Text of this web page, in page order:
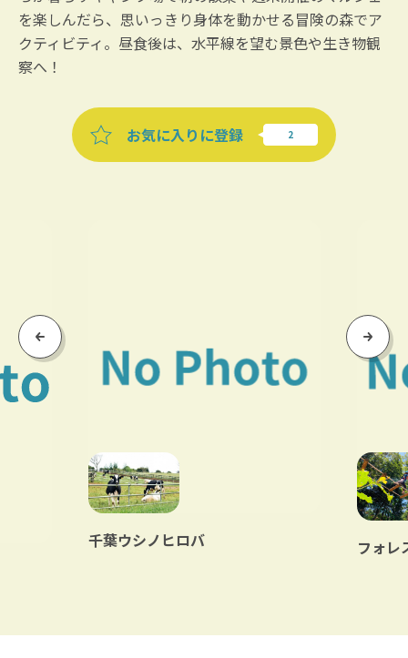
を楽しんだら、思いっきり身体を動かせる冒険の森でア
クティビティ。昼食後は、水平線を望む景色や生き物観
察へ！
お気に入りに登録
Previous
千葉ウシノヒロバ フォレ
Next